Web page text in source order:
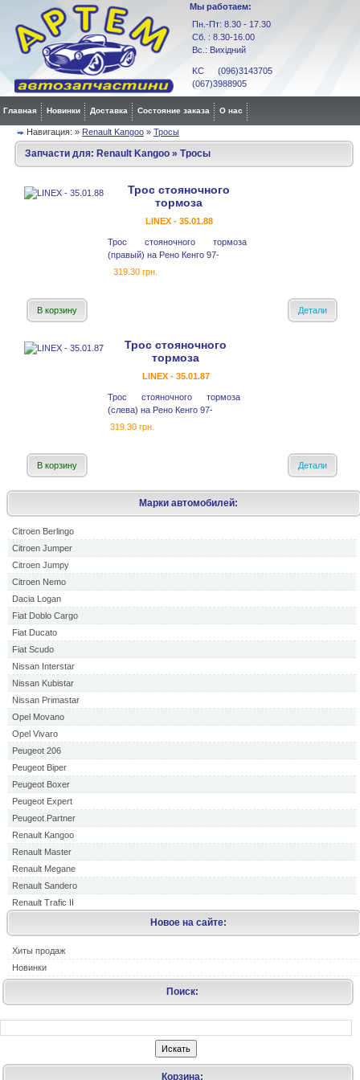
Мы работаем:
Пн.-Пт: 8.30 - 17.30
Сб. : 8.30-16.00
Вс.: Вихідний
KC (096)3143705
(067)3988905
Главная Новинки Доставка Состояние заказа О нас
Навигация: » Renault Kangoo » Тросы
Марки автомобилей:
Citroen Berlingo
Citroen Jumper
Citroen Jumpy
Citroen Nemo
Dacia Logan
Fiat Doblo Cargo
Fiat Ducato
Fiat Scudo
Nissan Interstar
Nissan Kubistar
Nissan Primastar
Opel Movano
Opel Vivaro
Peugeot 206
Peugeot Biper
Peugeot Boxer
Peugeot Expert
Peugeot Partner
Renault Kangoo
Renault Master
Renault Megane
Renault Sandero
Renault Trafic II
Новое на сайте:
Хиты продаж
Новинки
Запчасти для: Renault Kangoo » Тросы
Трос стояночного
тормоза
LINEX - 35.01.88
Трос стояночного тормоза
(правый) на Рено Кенго 97-
319.30 грн.
В корзину Детали
Трос стояночного
тормоза
LINEX - 35.01.87
Трос стояночного тормоза
(слева) на Рено Кенго 97-
319.30 грн.
В корзину Детали
Поиск:
Корзина: